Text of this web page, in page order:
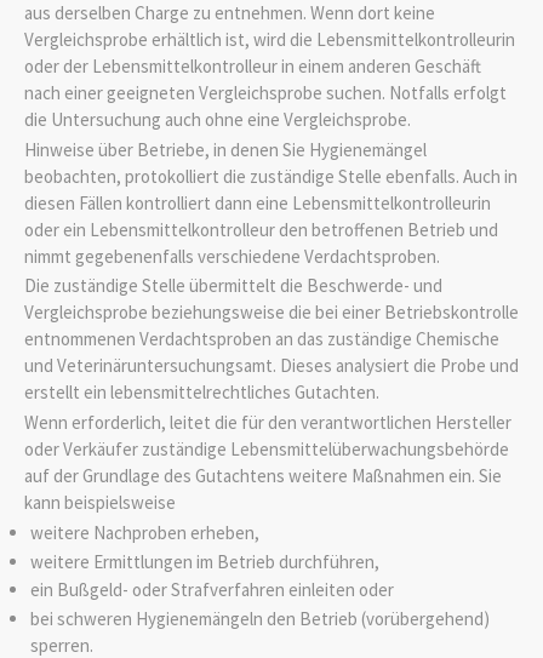
aus derselben Charge zu entnehmen. Wenn dort keine
Vergleichsprobe erhältlich ist, wird die Lebensmittelkontrolleurin
oder der Lebensmittelkontrolleur in einem anderen Geschäft
nach einer geeigneten Vergleichsprobe suchen. Notfalls erfolgt
die Untersuchung auch ohne eine Vergleichsprobe.
Hinweise über Betriebe, in denen Sie Hygienemängel
beobachten, protokolliert die zuständige Stelle ebenfalls. Auch in
diesen Fällen kontrolliert dann eine Lebensmittelkontrolleurin
oder ein Lebensmittelkontrolleur den betroffenen Betrieb und
nimmt gegebenenfalls verschiedene Verdachtsproben.
Die zuständige Stelle übermittelt die Beschwerde- und
Vergleichsprobe beziehungsweise die bei einer Betriebskontrolle
entnommenen Verdachtsproben an das zuständige Chemische
und Veterinäruntersuchungsamt. Dieses analysiert die Probe und
erstellt ein lebensmittelrechtliches Gutachten.
Wenn erforderlich, leitet die für den verantwortlichen Hersteller
oder Verkäufer zuständige Lebensmittelüberwachungsbehörde
auf der Grundlage des Gutachtens weitere Maßnahmen ein. Sie
kann beispielsweise
weitere Nachproben erheben,
weitere Ermittlungen im Betrieb durchführen,
ein Bußgeld- oder Strafverfahren einleiten oder
bei schweren Hygienemängeln den Betrieb (vorübergehend)
sperren.